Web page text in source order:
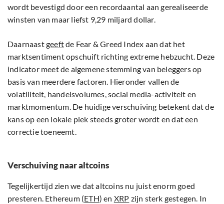
wordt bevestigd door een recordaantal aan gerealiseerde
winsten van maar liefst 9,29 miljard dollar.
Daarnaastgeeftde Fear & Greed Index aan dat het
marktsentiment opschuift richting extreme hebzucht. Deze
indicator meet de algemene stemming van beleggers op
basis van meerdere factoren. Hieronder vallen de
volatiliteit, handelsvolumes, social media-activiteit en
marktmomentum. De huidige verschuiving betekent dat de
kans op een lokale piek steeds groter wordt en dat een
correctie toeneemt.
Verschuiving naar altcoins
Tegelijkertijd zien we dat altcoins nu juist enorm goed
presteren. Ethereum (ETH) en XRP zijn sterk gestegen. In